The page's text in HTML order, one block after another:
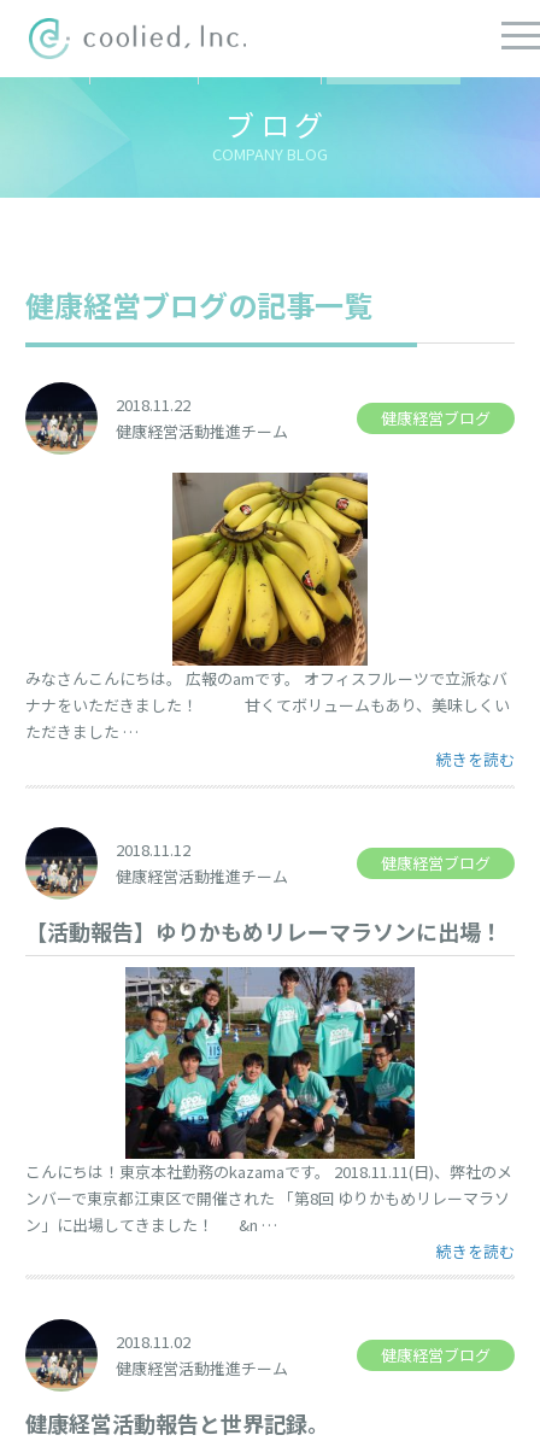
ブログ
COMPANY BLOG
ての記事
健康経営ブログの記事一覧
2018.11.22
健康経営活動推進チーム
健康経営ブログ
みなさんこんにちは。 広報のamです。 オフィスフルーツで立派なバ
ナナをいただきました！ 甘くてボリュームもあり、美味しくい
ただきました …
“” の
続きを読む
2018.11.12
健康経営活動推進チーム
健康経営ブログ
【活動報告】ゆりかもめリレーマラソンに出場！
こんにちは！東京本社勤務のkazamaです。 2018.11.11(日)、弊社のメ
ンバーで東京都江東区で開催された 「第8回 ゆりかもめリレーマラソ
ン」に出場してきました！ &n …
“【活動報告
続きを読む
2018.11.02
健康経営活動推進チーム
健康経営ブログ
健康経営活動報告と世界記録。